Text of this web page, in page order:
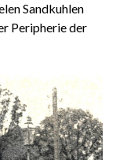
Sandkuhlen
Peripherie der